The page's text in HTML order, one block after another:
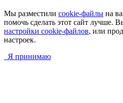
Мы разместили cookie-файлы на
помочь сделать этот сайт лучше.
настройки cookie-файлов, или
настроек.
Я принимаю